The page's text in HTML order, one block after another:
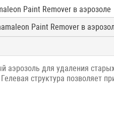
Paint Remover в аэрозоле
Paint Remover в
аэрозоль для удаления
структура позволяет